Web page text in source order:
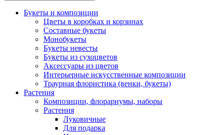
Букеты и композиции
Цветы в коробках и корзинах
Составные букеты
Монобукеты
Букеты невесты
Букеты из сухоцветов
Аксессуары из цветов
Интерьерные искусственные композиции
Траурная флористика (венки, букеты)
Растения
Композиции, флорариумы, наборы
Растения
Луковичные
Для подарка